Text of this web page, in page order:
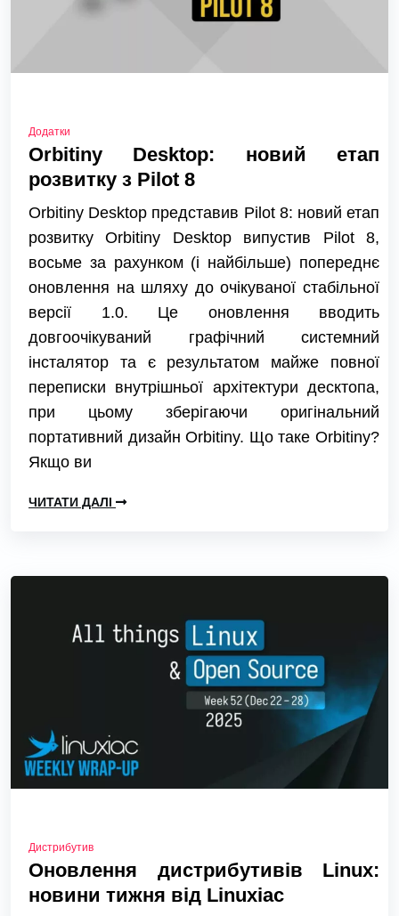
Додатки
Orbitiny Desktop: новий етап
розвитку з Pilot 8
Orbitiny Desktop представив Pilot 8: новий етап
розвитку Orbitiny Desktop випустив Pilot 8,
восьме за рахунком (і найбільше) попереднє
оновлення на шляху до очікуваної стабільної
версії 1.0. Це оновлення вводить
довгоочікуваний графічний системний
інсталятор та є результатом майже повної
переписки внутрішньої архітектури десктопа,
при цьому зберігаючи оригінальний
портативний дизайн Orbitiny. Що таке Orbitiny?
Якщо ви
ЧИТАТИ ДАЛІ
Дистрибутив
Оновлення дистрибутивів Linux:
новини тижня від Linuxiac